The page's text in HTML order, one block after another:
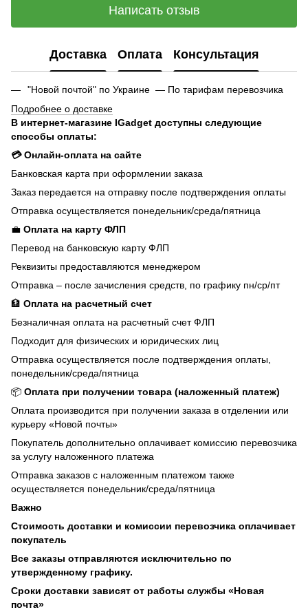
Написать отзыв
Доставка Оплата Консультация
"Новой почтой" по Украине — По тарифам перевозчика
Подробнее о доставке
В интернет-магазине IGadget доступны следующие
способы оплаты:
💳 Онлайн-оплата на сайте
Банковская карта при оформлении заказа
Заказ передается на отправку после подтверждения оплаты
Отправка осуществляется понедельник/среда/пятница
💼 Оплата на карту ФЛП
Перевод на банковскую карту ФЛП
Реквизиты предоставляются менеджером
Отправка – после зачисления средств, по графику пн/ср/пт
🏦 Оплата на расчетный счет
Безналичная оплата на расчетный счет ФЛП
Подходит для физических и юридических лиц
Отправка осуществляется после подтверждения оплаты,
понедельник/среда/пятница
📦 Оплата при получении товара (наложенный платеж)
Оплата производится при получении заказа в отделении или
курьеру «Новой почты»
Покупатель дополнительно оплачивает комиссию перевозчика
за услугу наложенного платежа
Отправка заказов с наложенным платежом также
осуществляется понедельник/среда/пятница
Важно
Стоимость доставки и комиссии перевозчика оплачивает
покупатель
Все заказы отправляются исключительно по
утвержденному графику.
Сроки доставки зависят от работы службы «Новая
почта»